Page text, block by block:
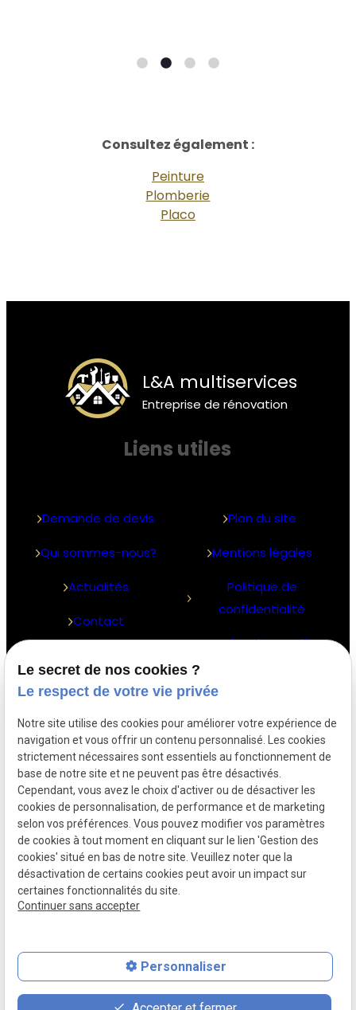
Consultez également :
Peinture
Plomberie
Placo
L&A multiservices
Entreprise de rénovation
Liens utiles
Demande de devis
Qui sommes-nous?
Actualités
Contact
Plan du site
Mentions légales
Politique de
confidentialité
Gestion des cookies
Me contacter
phone04.81.68.35.65
contact@letamultiservices.com
place
13220
CHATEAUNEUF-LES-MARTIGUES
contact_page feed phone
Le secret de nos cookies ?
Le respect de votre vie privée
Notre site utilise des cookies pour améliorer votre expérience de
navigation et vous offrir un contenu personnalisé. Les cookies
strictement nécessaires sont essentiels au fonctionnement de
base de notre site et ne peuvent pas être désactivés.
Cependant, vous avez le choix d'activer ou de désactiver les
cookies de personnalisation, de performance et de marketing
selon vos préférences. Vous pouvez modifier vos paramètres
de cookies à tout moment en cliquant sur le lien 'Gestion des
cookies' situé en bas de notre site. Veuillez noter que la
désactivation de certains cookies peut avoir un impact sur
certaines fonctionnalités du site.
Continuer sans accepter
Personnaliser